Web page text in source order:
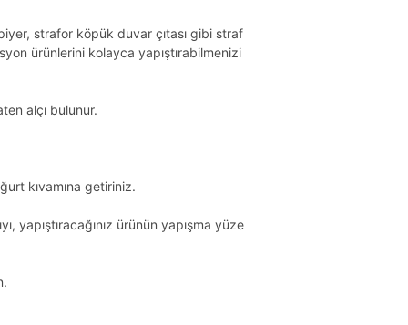
strafor köpük duvar çıtası gibi straf
ürünlerini kolayca yapıştırabilmenizi
alçı bulunur.
kıvamına getiriniz.
yapıştıracağınız ürünün yapışma yüze